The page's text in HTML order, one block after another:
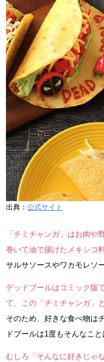
出典： 公式サイト
「チミチャンガ」はお肉
巻いて油で揚げたメキシコ
サルサソースやワカモレソ
デッドプールはコミック版
て、この「チミチャンガ」
そのため、好きな食べ物は
ドプールは1度もそんなこ
むしろ「そんなに好きじゃ